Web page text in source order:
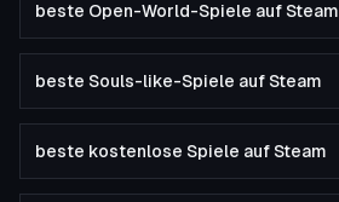
beste Open-World-Spiele auf Steam
beste Souls-like-Spiele auf Steam
beste kostenlose Spiele auf Steam